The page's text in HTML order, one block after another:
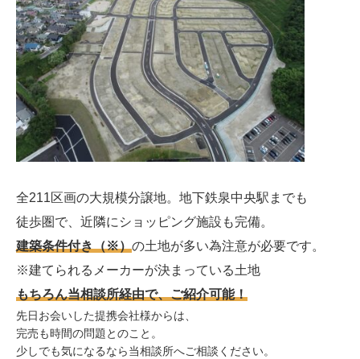
全211区画の大規模分譲地。地下鉄泉中央駅までも
徒歩圏で、近隣にショッピング施設も完備。
建築条件付き（※）の土地が多い為注意が必要です。
※建てられるメーカーが決まっている土地
もちろん当相談所経由で、ご紹介可能！
先日お会いした提携会社様からは、
完売も時間の問題とのこと。
少しでも気になるなら当相談所へご相談ください。